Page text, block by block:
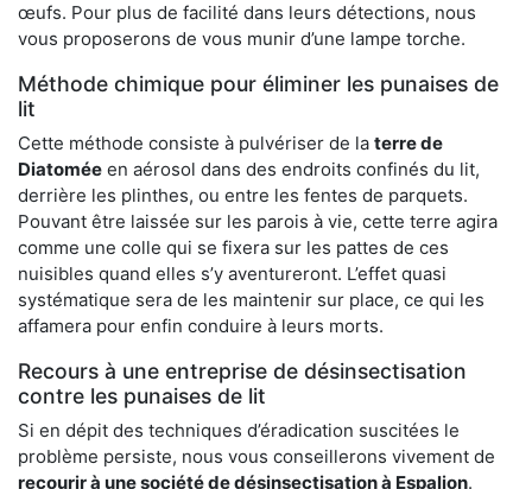
œufs. Pour plus de facilité dans leurs détections, nous
vous proposerons de vous munir d’une lampe torche.
Méthode chimique pour éliminer les punaises de
lit
Cette méthode consiste à pulvériser de la terre de
Diatomée en aérosol dans des endroits confinés du lit,
derrière les plinthes, ou entre les fentes de parquets.
Pouvant être laissée sur les parois à vie, cette terre agira
comme une colle qui se fixera sur les pattes de ces
nuisibles quand elles s’y aventureront. L’effet quasi
systématique sera de les maintenir sur place, ce qui les
affamera pour enfin conduire à leurs morts.
Recours à une entreprise de désinsectisation
contre les punaises de lit
Si en dépit des techniques d’éradication suscitées le
problème persiste, nous vous conseillerons vivement de
recourir à une société de désinsectisation à Espalion.